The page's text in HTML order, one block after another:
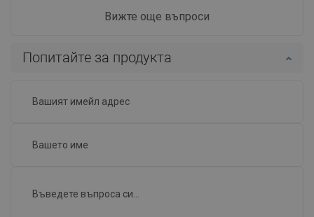
Вижте още въпроси
Попитайте за продукта